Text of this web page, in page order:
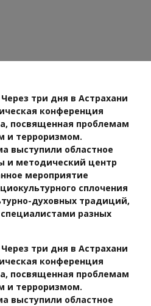
три дня в Астрахани
конференция
посвященная проблемам
и терроризмом.
выступили областное
и методический центр
мероприятие
сплочения
духовных традиций,
разных
три дня в Астрахани
конференция
посвященная проблемам
и терроризмом.
выступили областное